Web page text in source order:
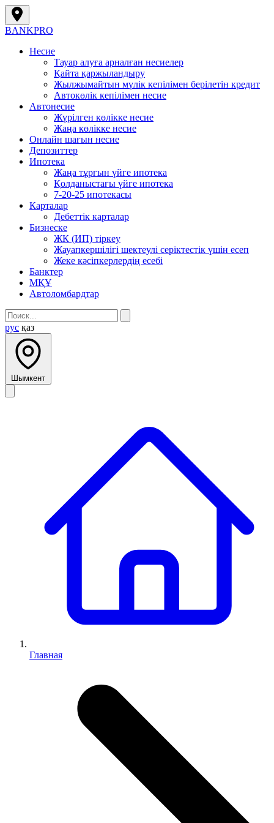
BANKPRO
Несие
Тауар алуға арналған несиелер
Қайта қаржыландыру
Жылжымайтын мүлік кепілімен берілетін кредит
Автокөлік кепілімен несие
Автонесие
Жүрілген көлікке несие
Жаңа көлікке несие
Онлайн шағын несие
Депозиттер
Ипотека
Жаңа тұрғын үйге ипотека
Қолданыстағы үйге ипотека
7-20-25 ипотекасы
Карталар
Дебеттік карталар
Бизнеске
ЖК (ИП) тіркеу
Жауапкершілігі шектеулі серіктестік үшін есеп
Жеке кәсіпкерлердің есебі
Банктер
МҚҰ
Автоломбардтар
рус қаз
Шымкент
Главная